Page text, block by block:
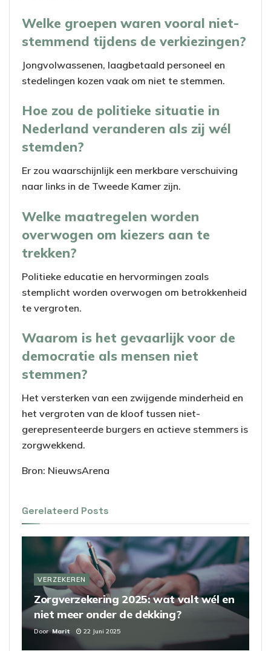
Welke groepen waren vooral niet-
stemmend tijdens de verkiezingen?
Jongvolwassenen, laagbetaald personeel en
stedelingen kozen vaak om niet te stemmen.
Hoe zou de politieke situatie in
Nederland veranderen als zij wél
stemden?
Er zou waarschijnlijk een merkbare verschuiving
naar links in de Tweede Kamer zijn.
Welke maatregelen worden
overwogen om kiezers aan te
trekken?
Politieke educatie en hervormingen zoals
stemplicht worden overwogen om betrokkenheid
te vergroten.
Waarom is het gevaarlijk voor de
democratie als mensen niet
stemmen?
Het versterken van een zwijgende minderheid en
het vergroten van de kloof tussen niet-
gerepresenteerde burgers en actieve stemmers is
zorgwekkend.
Bron: NieuwsArena
Gerelateerd Posts
VERZEKEREN
Zorgverzekering 2025: wat valt wél en
niet meer onder de dekking?
Door Marit 22 Juni 2025